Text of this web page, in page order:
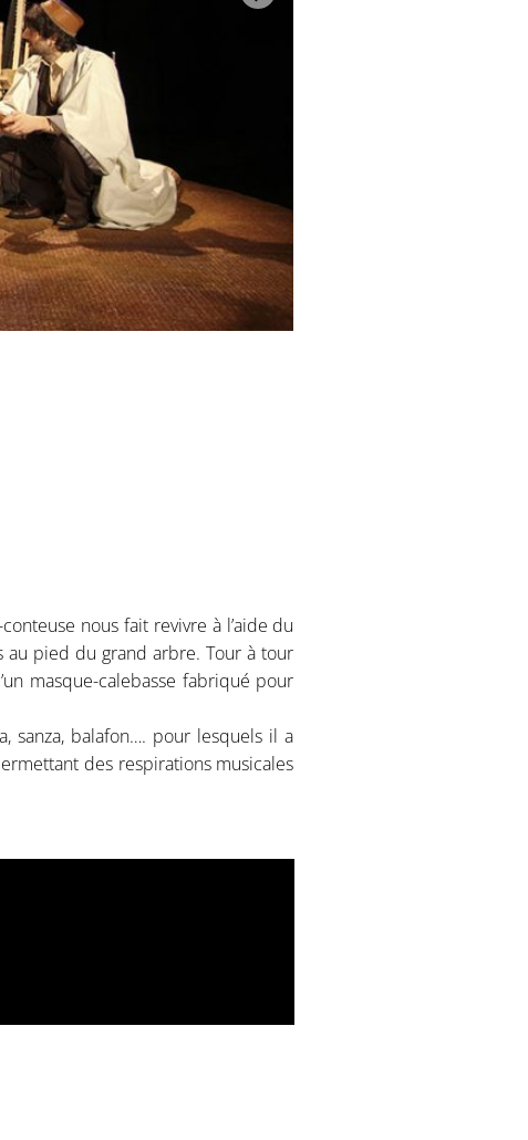
nous fait revivre à l’aide du
au pied du grand arbre. Tour à tour
masque-calebasse fabriqué pour
sanza, balafon…. pour lesquels il a
des respirations musicales